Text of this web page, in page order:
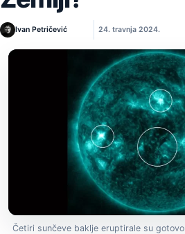
Ivan Petričević 24. travnja 2024.
Četiri sunčeve baklje eruptirale su